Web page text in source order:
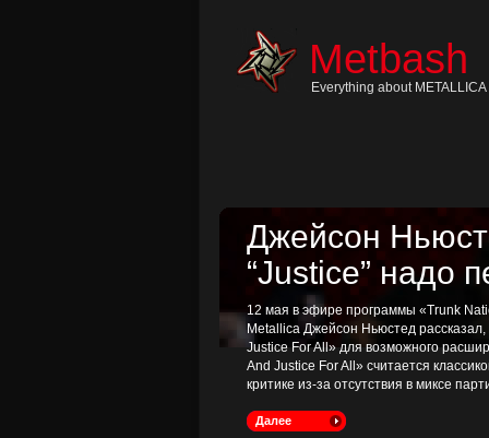
Metbash
Everything about
Джейсон
“Justice” надо
12 мая в эфире программы «Trunk
Metallica Джейсон Ньюстед
Justice For All» для возможного
And Justice For All» считается
критике из-за отсутствия в миксе
Далее